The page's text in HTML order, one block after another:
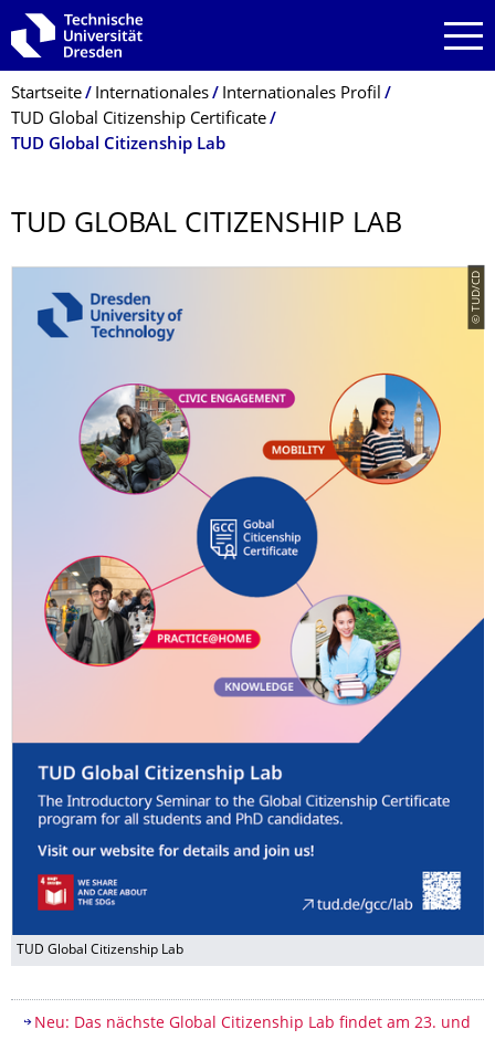
Zur Hauptnavigation springen
Zur Suche springen
Zum Inhalt springen
Breadcrumb-Menü
Startseite Internationales
Internationales Profil
TUD Global Citizenship Certificate
TUD Global Citizenship Lab
TUD GLOBAL CITIZENSHIP LAB
© TUD/CD
TUD Global Citizenship Lab
Inhaltsverzeichnis
Neu: Das nächste Global Citizenship Lab findet am 23. und